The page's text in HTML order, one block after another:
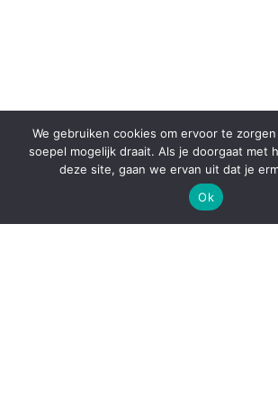
We gebruiken cookies om ervoor te
soepel mogelijk draait. Als je doorgaat met
deze site, gaan we ervan uit dat je
Ok